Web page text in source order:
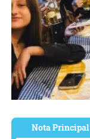
Nota Principal